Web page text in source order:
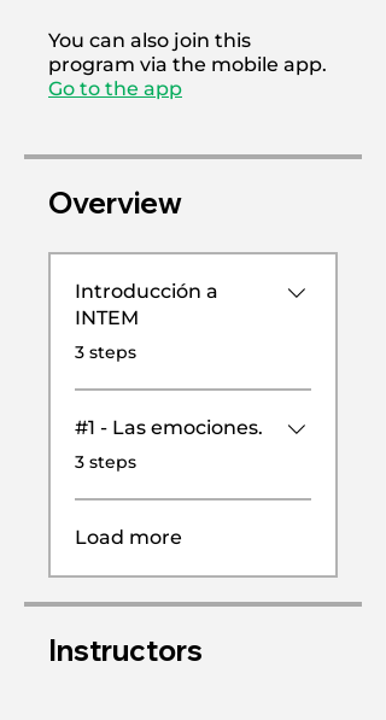
You can also join this
program via the mobile app.
Go to the app
Overview
Introducción a
INTEM
.3 steps
#1 - Las emociones.
.3 steps
Load more
Instructors